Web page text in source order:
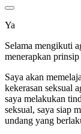
Ya
Selama mengikuti
menerapkan
Saya akan
kekerasan seksual
saya melakukan
seksual, saya siap
undang yang